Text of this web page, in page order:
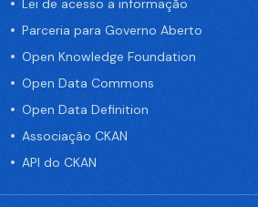
Lei de acesso a informação
Parceria para Governo Aberto
Open Knowledge Foundation
Open Data Commons
Open Data Definition
Associação CKAN
API do CKAN